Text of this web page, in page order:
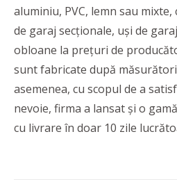
aluminiu, PVC, lemn sau
de garaj secționale, uși de
obloane la prețuri de
sunt fabricate după
asemenea, cu scopul de a
nevoie, firma a lansat și o
cu livrare în doar 10 zile